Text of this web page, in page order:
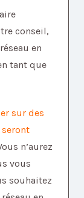
conseil,
en
tant que
sur des
n’aurez
vous
souhaitez